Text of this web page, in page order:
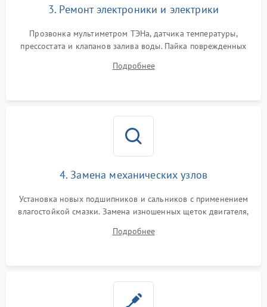
3. Ремонт электроники и электрики
Прозвонка мультиметром ТЭНа, датчика температуры,
прессостата и клапанов залива воды. Пайка поврежденных
Восстановление целостности проводки и контактов.
Подробнее
4. Замена механических узлов
Установка новых подшипников и сальников с применением
влагостойкой смазки. Замена изношенных щеток двигателя,
или поврежденной резиновой манжеты.
Подробнее